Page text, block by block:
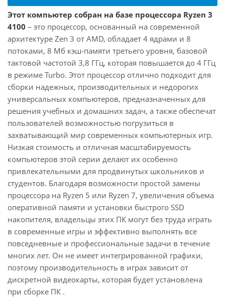
Этот компьютер собран на базе процессора Ryzen 3
4100 – это процессор, основанный на современной
архитектуре Zen 3 от AMD, обладает 4 ядрами и 8
потоками, 8 Мб кэш-памяти третьего уровня, базовой
тактовой частотой 3,8 ГГц, которая повышается до 4 ГГц
в режиме Turbo. Этот процессор отлично подходит для
сборки надежных, производительных и недорогих
универсальных компьютеров, предназначенных для
решения учебных и домашних задач, а также обеспечат
пользователей возможностью погрузиться в
захватывающий мир современных компьютерных игр.
Низкая стоимость и отличная масштабируемость
компьютеров этой серии делают их особенно
привлекательными для продвинутых школьников и
студентов. Благодаря возможности простой замены
процессора на Ryzen 5 или Ryzen 7, увеличения объема
оперативной памяти и установки быстрого SSD
накопителя, владельцы этих ПК могут без труда играть
в современные игры и эффективно выполнять все
повседневные и профессиональные задачи в течение
многих лет. Он не имеет интегрированной графики,
поэтому производительность в играх зависит от
дискретной видеокарты, которая будет установлена
при сборке ПК .